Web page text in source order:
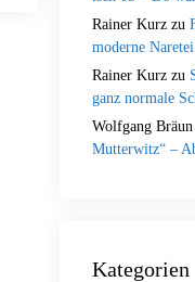
Rainer Kurz zu
moderne
Rainer Kurz zu
ganz normale
Wolfgang Bräun
Mutterwitz“ –
Kategorien